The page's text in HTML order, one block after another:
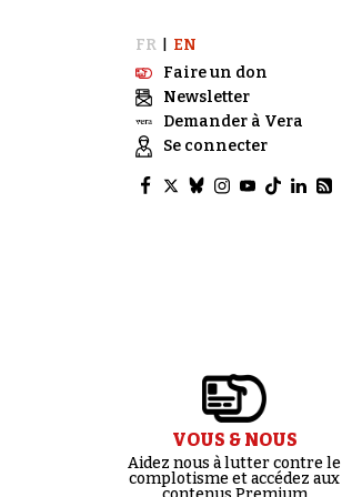
FR
EN
Faire un don
Newsletter
Demander à Vera
Se connecter
VOUS & NOUS
Aidez nous à lutter contre le
complotisme et accédez aux